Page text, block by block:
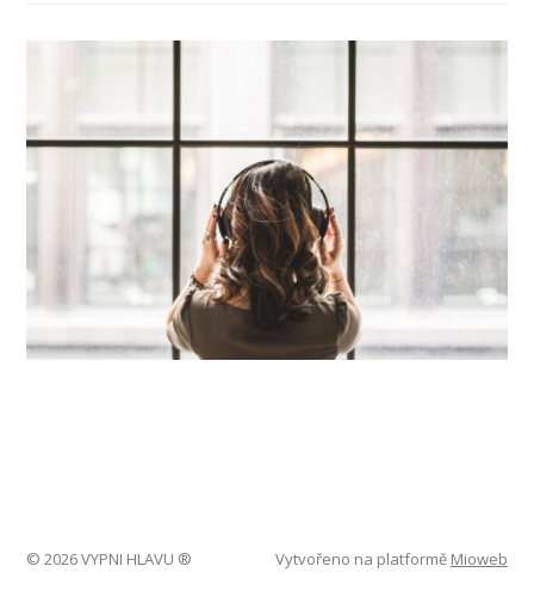
© 2026 VYPNI HLAVU ® Vytvořeno na platformě Mioweb